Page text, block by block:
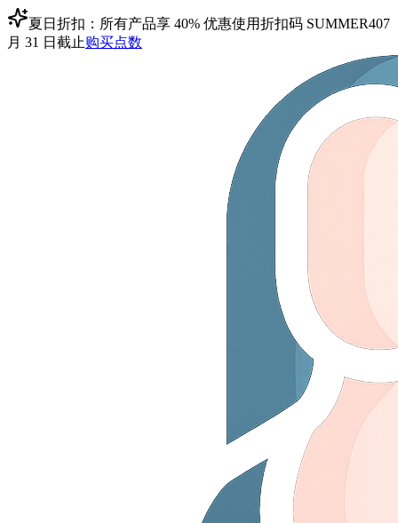
夏日折扣：所有产品享 40% 优惠使用折扣码 SUMMER407
月 31 日截止购买点数